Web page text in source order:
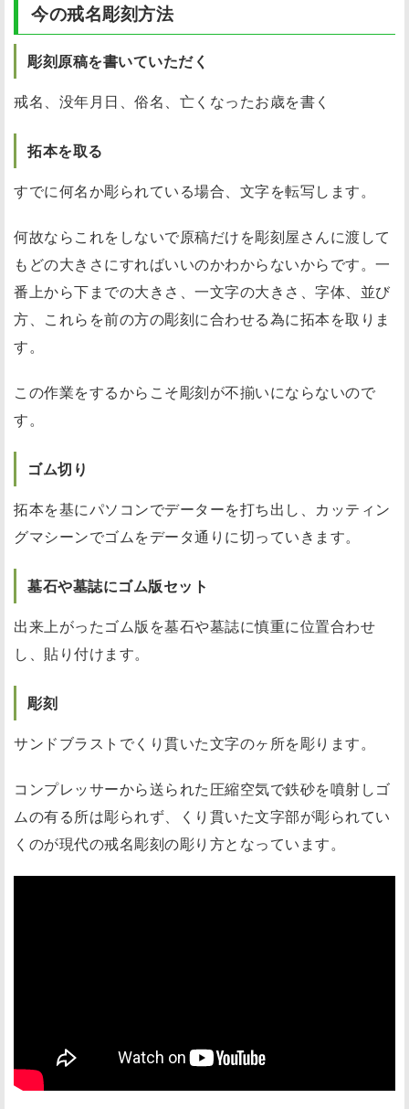
今の戒名彫刻方法
彫刻原稿を書いていただく
戒名、没年月日、俗名、亡くなったお歳を書く
拓本を取る
すでに何名か彫られている場合、文字を転写します。
何故ならこれをしないで原稿だけを彫刻屋さんに渡して
もどの大きさにすればいいのかわからないからです。一
番上から下までの大きさ、一文字の大きさ、字体、並び
方、これらを前の方の彫刻に合わせる為に拓本を取りま
す。
この作業をするからこそ彫刻が不揃いにならないので
す。
ゴム切り
拓本を基にパソコンでデーターを打ち出し、カッティン
グマシーンでゴムをデータ通りに切っていきます。
墓石や墓誌にゴム版セット
出来上がったゴム版を墓石や墓誌に慎重に位置合わせ
し、貼り付けます。
彫刻
サンドブラストでくり貫いた文字のヶ所を彫ります。
コンプレッサーから送られた圧縮空気で鉄砂を噴射しゴ
ムの有る所は彫られず、くり貫いた文字部が彫られてい
くのが現代の戒名彫刻の彫り方となっています。